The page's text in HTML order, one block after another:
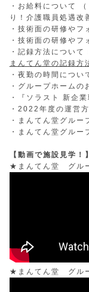
・お給料について
り！介護職員処遇
・技術面の研修や
・技術面の研修や
・記録方法について
まんてん堂の記録方
・夜勤の時間につい
・グループホーム
・『ソラスト 新企
・2022年度の運営
・まんてん堂グル
・まんてん堂グル
【動画で施設見学！】
★まんてん堂 グル
★まんてん堂 グル